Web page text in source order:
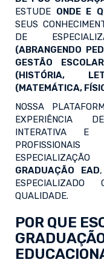
ESTUDE ONDE E
SEUS
DE
(ABRANGENDO
GESTÃO
(HISTÓRIA,
(MATEMÁTICA,
NOSSA
EXPERIÊNCIA
INTERATIVA E
GRADUAÇÃO EAD
QUALIDADE.
POR QUE